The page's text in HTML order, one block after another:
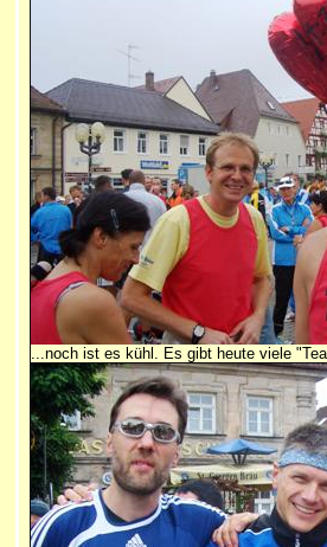
...noch ist es kühl. Es gibt heute viele